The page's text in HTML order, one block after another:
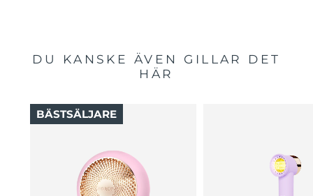
DU KANSKE ÄVEN GILLAR DET
HÄR
BÄSTSÄLJARE